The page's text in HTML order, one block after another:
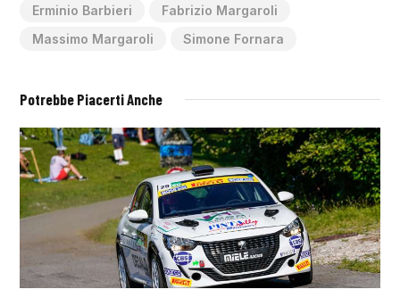
Erminio Barbieri
Fabrizio Margaroli
Massimo Margaroli
Simone Fornara
Potrebbe Piacerti Anche